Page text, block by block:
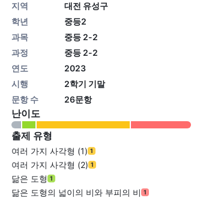
지역
대전 유성구
학년
중등2
과목
중등 2-2
과정
중등 2-2
연도
2023
시행
2학기 기말
문항 수
26문항
난이도
출제 유형
여러 가지 사각형 (1) 1
여러 가지 사각형 (2) 1
닮은 도형 1
닮은 도형의 넓이의 비와 부피의 비 1